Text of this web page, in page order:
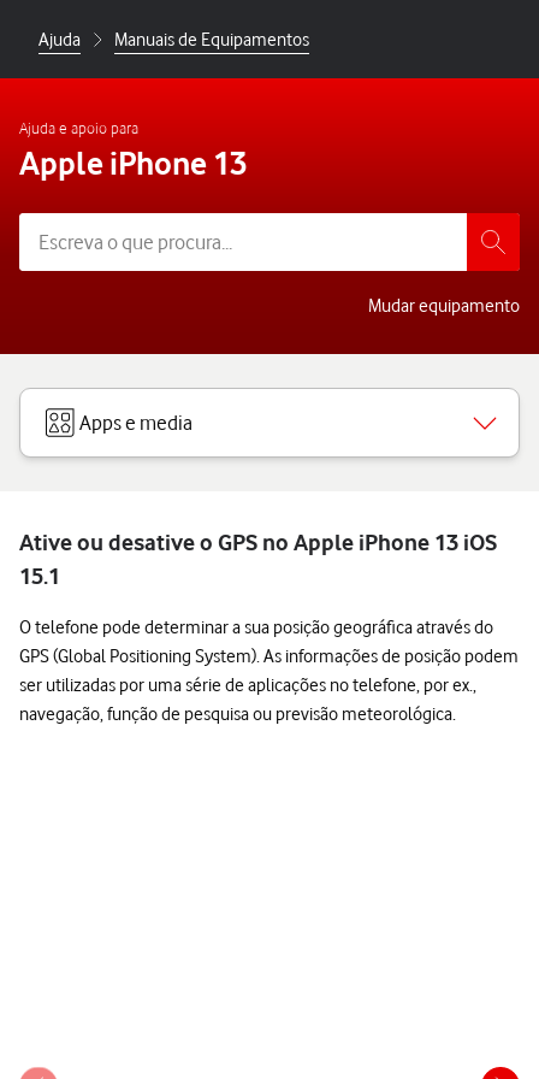
Ajuda Manuais de Equipamentos
Ajuda e apoio para
Apple iPhone 13
Mudar equipamento
Apps e media
Ative ou desative o GPS no Apple iPhone 13 iOS
15.1
O telefone pode determinar a sua posição geográfica através do
GPS (Global Positioning System). As informações de posição podem
ser utilizadas por uma série de aplicações no telefone, por ex.,
navegação, função de pesquisa ou previsão meteorológica.